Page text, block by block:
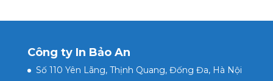
Công ty In Bảo An
Số 110 Yên Lãng, Thịnh Quang, Đống Đa, Hà Nội